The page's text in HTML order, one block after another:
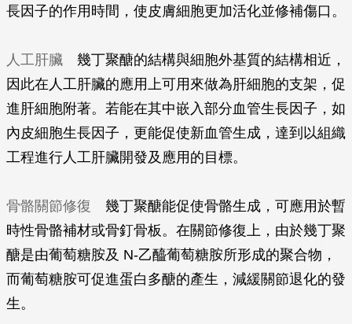
長因子的作用時間，使皮膚細胞更加活化並修補傷口。
人工肝臟 幾丁聚醣的結構與細胞外基質的結構相近，
因此在人工肝臟的應用上可用來做為肝細胞的支架，促
進肝細胞附著。若能在其中嵌入部分血管生長因子，如
內皮細胞生長因子，更能促使新血管生成，達到以組織
工程進行人工肝臟開發及應用的目標。
骨骼關節修復 幾丁聚醣能促使骨骼生成，可應用於暫
時性骨骼補材或骨釘骨板。在關節修復上，由於幾丁聚
醣是由葡萄糖胺及 N-乙醯葡萄糖胺所形成的聚合物，
而葡萄糖胺可促進蛋白多醣的產生，減緩關節退化的發
生。